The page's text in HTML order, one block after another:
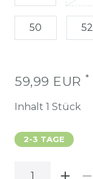
50 52
59,99 EUR *
Inhalt 1 Stück
2-3 TAGE